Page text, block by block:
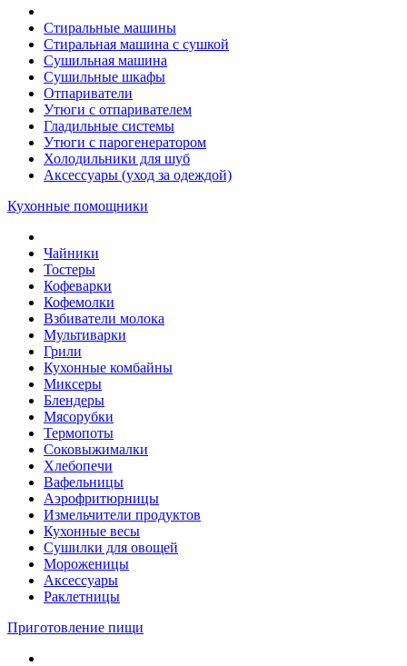
Стиральные машины
Стиральная машина с сушкой
Сушильная машина
Сушильные шкафы
Отпариватели
Утюги с отпаривателем
Гладильные системы
Утюги с парогенератором
Холодильники для шуб
Аксессуары (уход за одеждой)
Кухонные помощники
Чайники
Тостеры
Кофеварки
Кофемолки
Взбиватели молока
Мультиварки
Грили
Кухонные комбайны
Mиксеры
Блендеры
Мясорубки
Термопоты
Соковыжималки
Хлебопечи
Вафельницы
Аэрофритюрницы
Измельчители продуктов
Кухонные весы
Сушилки для овощей
Мороженицы
Аксессуары
Раклетницы
Приготовление пищи